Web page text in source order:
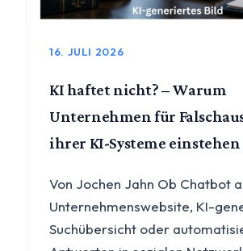
16. JULI 2026
KI haftet nicht? – Warum
Unternehmen für
ihrer KI-Systeme einstehen
Von Jochen Jahn Ob Chatbot
Unternehmenswebsite, KI-
Suchübersicht oder